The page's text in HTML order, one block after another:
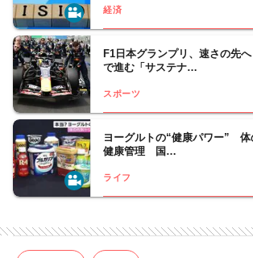
標。
財務省や総務省、経産省な
東京証券取引所のほか、金
はじめとした製造業、流通
経済
F1日本グランプリ、速さの先
で進む「サステナ…
スポーツ
ヨーグルトの“健康パワー” 体
健康管理 国…
ライフ